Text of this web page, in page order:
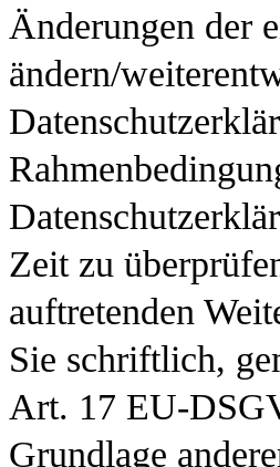
Änderungen der
ändern/
Zeit zu
auftretenden
Sie schriftlich,
Art. 17 EU-
Grundlage